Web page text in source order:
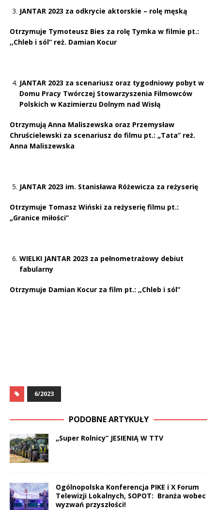
JANTAR 2023 za odkrycie aktorskie – rolę męską
Otrzymuje Tymoteusz Bies za rolę Tymka w filmie pt.:
,,Chleb i sól” reż. Damian Kocur
JANTAR 2023 za scenariusz oraz tygodniowy pobyt w
Domu Pracy Twórczej Stowarzyszenia Filmowców
Polskich w Kazimierzu Dolnym nad Wisłą
Otrzymują Anna Maliszewska oraz Przemysław
Chruścielewski za scenariusz do filmu pt.: „Tata” reż.
Anna Maliszewska
JANTAR 2023 im. Stanisława Różewicza za reżyserię
Otrzymuje Tomasz Wiński za reżyserię filmu pt.:
„Granice miłości”
WIELKI JANTAR 2023 za pełnometrażowy debiut
fabularny
Otrzymuje Damian Kocur za film pt.: ,,Chleb i sól”
6/2023
PODOBNE ARTYKUŁY
„Super Rolnicy” JESIENIĄ W TTV
Ogólnopolska Konferencja PIKE i X Forum
Telewizji Lokalnych, SOPOT: Branża wobec
wyzwań przyszłości!